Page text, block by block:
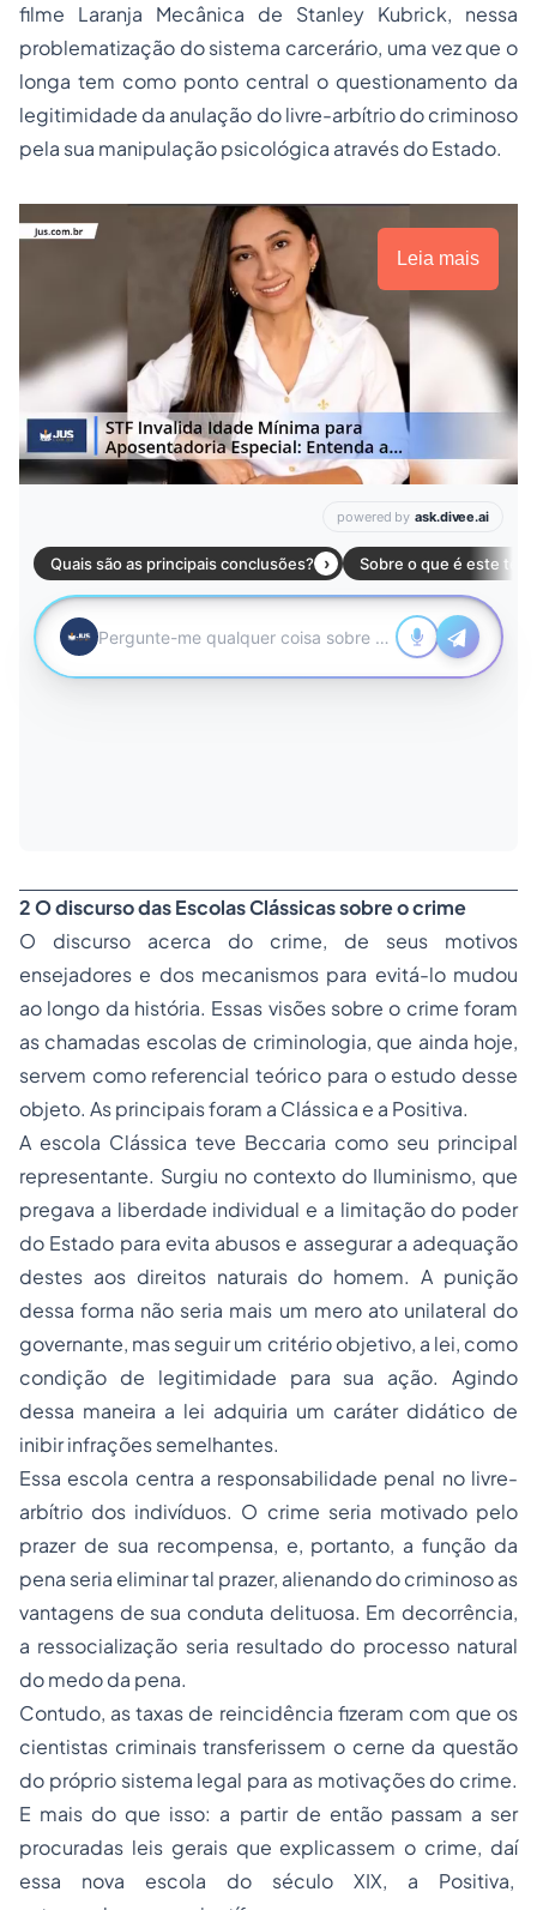
filme Laranja Mecânica de Stanley Kubrick, nessa
problematização do sistema carcerário, uma vez que o
longa tem como ponto central o questionamento da
legitimidade da anulação do livre-arbítrio do criminoso
pela sua manipulação psicológica através do Estado.
Leia mais
2 O discurso das Escolas Clássicas sobre o crime
O discurso acerca do crime, de seus motivos
ensejadores e dos mecanismos para evitá-lo mudou
ao longo da história. Essas visões sobre o crime foram
as chamadas escolas de criminologia, que ainda hoje,
servem como referencial teórico para o estudo desse
objeto. As principais foram a Clássica e a Positiva.
A escola Clássica teve Beccaria como seu principal
representante. Surgiu no contexto do Iluminismo, que
pregava a liberdade individual e a limitação do poder
do Estado para evita abusos e assegurar a adequação
destes aos direitos naturais do homem. A punição
dessa forma não seria mais um mero ato unilateral do
governante, mas seguir um critério objetivo, a lei, como
condição de legitimidade para sua ação. Agindo
dessa maneira a lei adquiria um caráter didático de
inibir infrações semelhantes.
Essa escola centra a responsabilidade penal no livre-
arbítrio dos indivíduos. O crime seria motivado pelo
prazer de sua recompensa, e, portanto, a função da
pena seria eliminar tal prazer, alienando do criminoso as
vantagens de sua conduta delituosa. Em decorrência,
a ressocialização seria resultado do processonatural
do medo da pena.
Contudo, as taxas de reincidência fizeram com que os
cientistas criminais transferissem o cerne da questão
do próprio sistema legal para as motivações do crime.
E mais do que isso: a partir de então passam a ser
procuradas leis gerais que explicassem o crime, daí
essa nova escola do século XIX, a Positiva,